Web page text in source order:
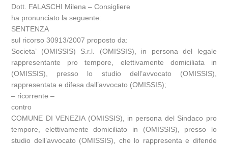
Dott. FALASCHI Milena – Consigliere
ha pronunciato la seguente:
SENTENZA
sul ricorso 30913/2007 proposto da:
Societa’ (OMISSIS) S.r.l. (OMISSIS), in persona del legale
rappresentante pro tempore, elettivamente domiciliata in
(OMISSIS), presso lo studio dell’avvocato (OMISSIS),
rappresentata e difesa dall’avvocato (OMISSIS);
– ricorrente –
contro
COMUNE DI VENEZIA (OMISSIS), in persona del Sindaco pro
tempore, elettivamente domiciliato in (OMISSIS), presso lo
studio dell’avvocato (OMISSIS), che lo rappresenta e difende